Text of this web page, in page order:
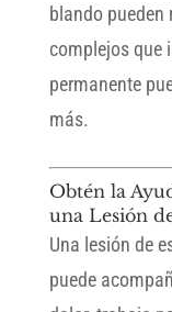
blando pueden
complejos que
permanente
más.
Obtén la
una Lesión
Una lesión de
puede